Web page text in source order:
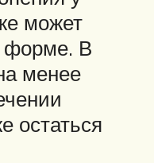
может
форме. В
менее
остаться